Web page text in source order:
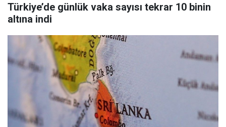
Türkiye’de günlük vaka sayısı tekrar 10 binin
altına indi